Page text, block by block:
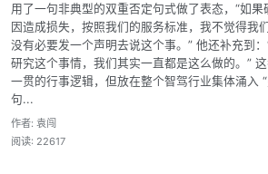
用了一句非典型的双重否定句式做了表态，“如
因造成损失，按照我们的服务标准，我不觉得我
没有必要发一个声明去说这个事。” 他还补充到
研究这个事情，我们其实一直都是这么做的。”
一贯的行事逻辑，但放在整个智驾行业集体涌入
句...
作者: 袁闯
阅读: 22617